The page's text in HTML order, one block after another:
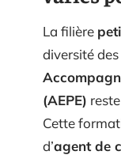
La filière
diversité
(AEPE)
Cette
d’agent de